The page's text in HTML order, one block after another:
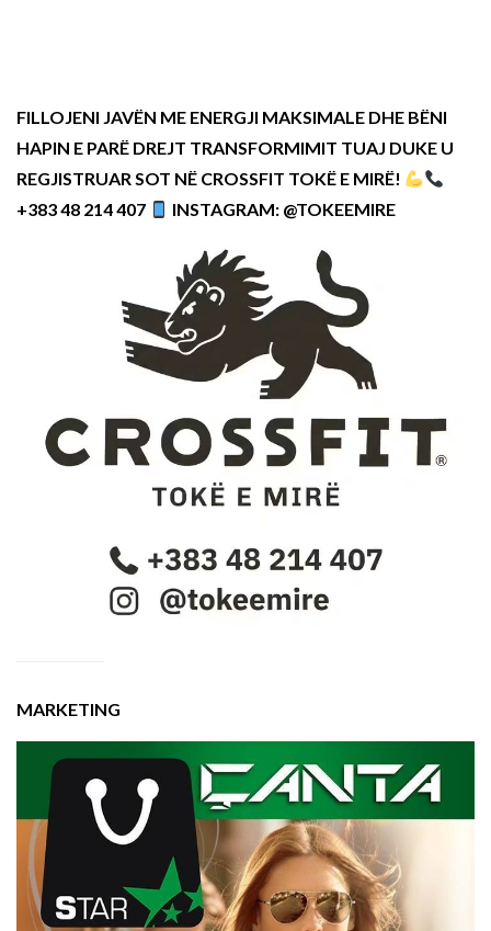
FILLOJENI JAVËN ME ENERGJI MAKSIMALE DHE BËNI
HAPIN E PARË DREJT TRANSFORMIMIT TUAJ DUKE U
REGJISTRUAR SOT NË CROSSFIT TOKË E MIRË!
+383 48 214 407
INSTAGRAM: @TOKEEMIRE
MARKETING